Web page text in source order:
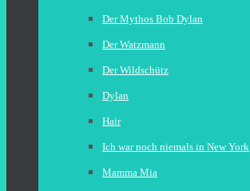
Der Mythos Bob Dylan
Der Watzmann
Der Wildschütz
Dylan
Hair
Ich war noch niemals in New York
Mamma Mia